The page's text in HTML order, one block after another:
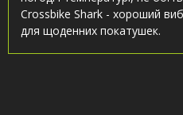
Crossbike Shark - хороший
для щоденних покатушек.